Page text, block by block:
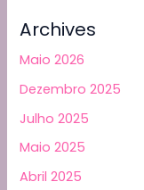
Archives
Maio 2026
Dezembro 2025
Julho 2025
Maio 2025
Abril 2025